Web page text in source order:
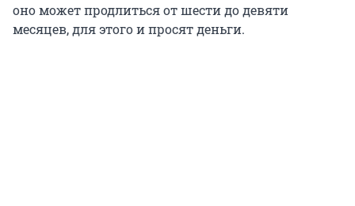
оно может продлиться от шести до девяти
месяцев, для этого и просят деньги.